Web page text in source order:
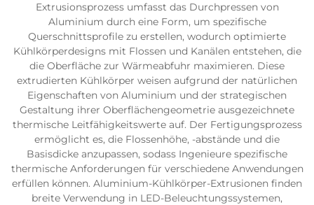
Extrusionsprozess umfasst das Durchpressen von
Aluminium durch eine Form, um spezifische
Querschnittsprofile zu erstellen, wodurch optimierte
Kühlkörperdesigns mit Flossen und Kanälen entstehen, die
die Oberfläche zur Wärmeabfuhr maximieren. Diese
extrudierten Kühlkörper weisen aufgrund der natürlichen
Eigenschaften von Aluminium und der strategischen
Gestaltung ihrer Oberflächengeometrie ausgezeichnete
thermische Leitfähigkeitswerte auf. Der Fertigungsprozess
ermöglicht es, die Flossenhöhe, -abstände und die
Basisdicke anzupassen, sodass Ingenieure spezifische
thermische Anforderungen für verschiedene Anwendungen
erfüllen können. Aluminium-Kühlkörper-Extrusionen finden
breite Verwendung in LED-Beleuchtungssystemen,